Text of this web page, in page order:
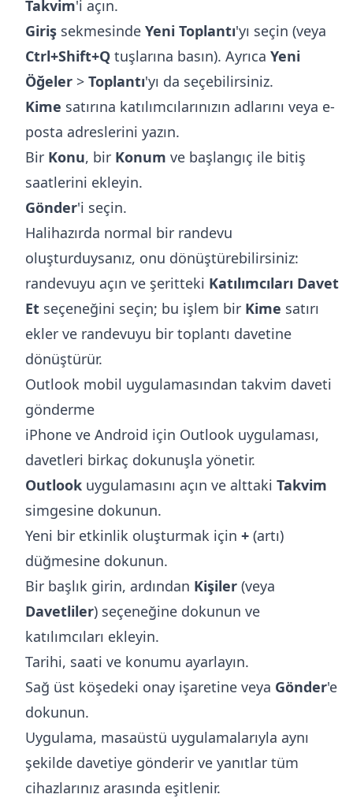
Takvim'i açın.
Giriş sekmesinde Yeni Toplantı'yı seçin (veya
Ctrl+Shift+Q tuşlarına basın). Ayrıca Yeni
Öğeler > Toplantı'yı da seçebilirsiniz.
Kime satırına katılımcılarınızın adlarını veya e-
posta adreslerini yazın.
Bir Konu, bir Konum ve başlangıç ile bitiş
saatlerini ekleyin.
Gönder'i seçin.
Halihazırda normal bir randevu
oluşturduysanız, onu dönüştürebilirsiniz:
randevuyu açın ve şeritteki Katılımcıları Davet
Et seçeneğini seçin; bu işlem bir Kime satırı
ekler ve randevuyu bir toplantı davetine
dönüştürür.
Outlook mobil uygulamasından takvim daveti
gönderme
iPhone ve Android için Outlook uygulaması,
davetleri birkaç dokunuşla yönetir.
Outlook uygulamasını açın ve alttaki Takvim
simgesine dokunun.
Yeni bir etkinlik oluşturmak için + (artı)
düğmesine dokunun.
Bir başlık girin, ardından Kişiler (veya
Davetliler) seçeneğine dokunun ve
katılımcıları ekleyin.
Tarihi, saati ve konumu ayarlayın.
Sağ üst köşedeki onay işaretine veya Gönder'e
dokunun.
Uygulama, masaüstü uygulamalarıyla aynı
şekilde davetiye gönderir ve yanıtlar tüm
cihazlarınız arasında eşitlenir.